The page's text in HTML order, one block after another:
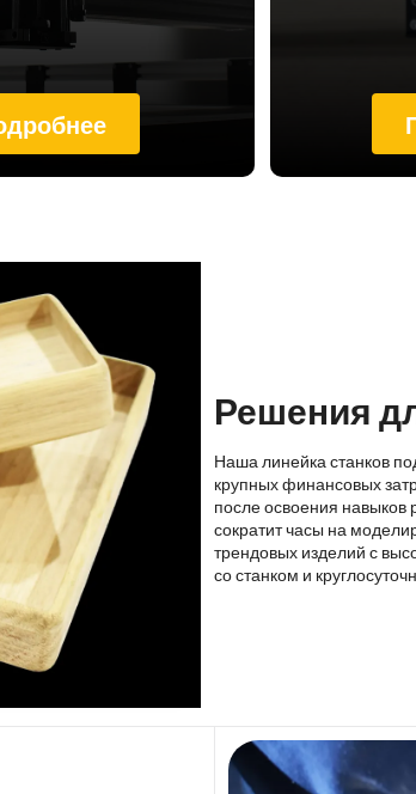
Решения
Наша линейка станков
крупных финансовых
после освоения навыков
сократит часы на
трендовых изделий с
со станком и